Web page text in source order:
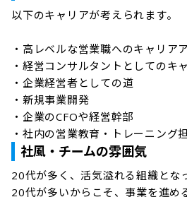
以下のキャリアが考えられます。
・高レベルな営業職へのキャリア
・経営コンサルタントとしてのキ
・企業経営者としての道
・新規事業開発
・企業のCFOや経営幹部
社風・チームの雰囲気
20代が多く、活気溢れる組織とな
20代が多いからこそ、事業を進め